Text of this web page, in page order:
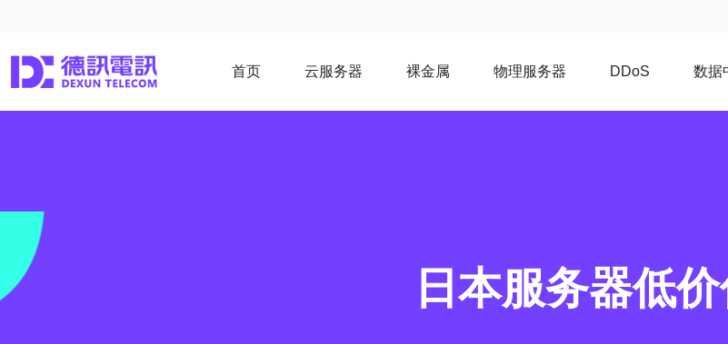
首页 云服务器 裸金属 物理服务器 DDoS 数据
日本服务器低